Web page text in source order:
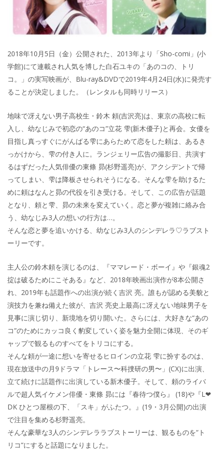
2018年10月5日（金）公開された、2013年より「Sho-comi」(小
学館)にて連載され人気を博した白石ユキの「あのコの、トリ
コ。」の実写映画が、Blu-ray&DVDで2019年4月24日(水)に発売す
ることが決定しました。（レンタルも同時リリース）
地味で冴えない男子高校生・鈴木 頼(吉沢亮)は、東京の高校に転
入し、幼なじみで初恋の“あのコ”立花 雫(新木優子)と再会。女優を
目指し真っすぐにがんばる雫にあらためて恋をした頼は、あるき
っかけから、雫の付き人に。ランジェリー広告の撮影日、共演す
るはずだった人気俳優の東條 昴(杉野遥亮)が、アクシデントで帰
ってしまい、雫は降板させられそうになる。そんな雫を助けるた
めに頼はなんと昴の代役を引き受ける。そして、この広告が話題
となり、頼と雫、昴の未来を変えていく。恋と夢が複雑に絡み合
う、幼なじみ3人の想いの行方は…。
そんな恋と夢を追いかける、幼なじみ3人のシンデレラ♡ラブスト
ーリーです。
主人公の鈴木頼を演じるのは、『ママレード・ボーイ』や『銀魂2
掟は破るためにこそある』など、2018年映画出演作が8本公開さ
れ、2019年も話題作への出演が続く吉沢 亮。誰もが認める美貌と
演技力を兼ね備えた彼が、吉沢 亮史上最高に冴えない地味男子を
見事に演じ切り、新境地を切り開いた。さらには、大好きな“あの
コ”のためにカッコ良く豹変していく姿を魅力全開に体現、そのギ
ャップで観るものすべてをトリコにする。
そんな頼が一途に想いを寄せるヒロインの立花 雫に扮するのは、
現在放送中の月9ドラマ「トレース〜科捜研の男〜」(CX)に出演、
立て続けに話題作に出演している新木優子。そして、頼のライバ
ルで超人気イケメン俳優・東條 昴には『春待つ僕ら』 (18)や『L❤︎
DK ひとつ屋根の下、「スキ」がふたつ。』(19・3月公開)の出演
で注目を集める杉野遥亮。
そんな豪華な3人のシンデレララブストーリーは、観るものを“ト
リコ”にすると話題になりました。